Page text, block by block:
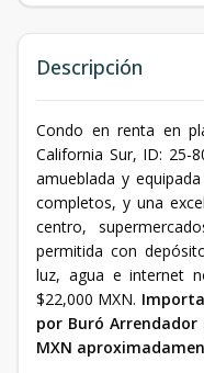
Descripción
Condo en renta en
California Sur, ID: 25-
amueblada y
completos, y una
centro,
permitida con
luz, agua e internet
$22,000 MXN.
por Buró Arrendador
MXN